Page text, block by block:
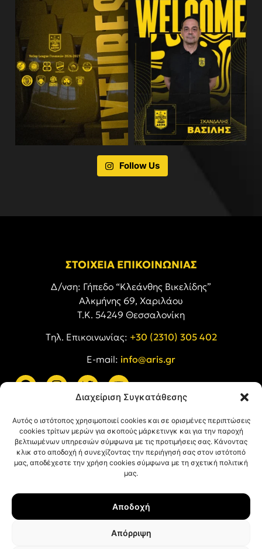
Διαχείριση Συγκατάθεσης
Αυτός ο ιστότοπος χρησιμοποιεί cookies και σε ορισμένες περιπτώσεις
cookies τρίτων μερών για σκοπούς μάρκετινγκ και για την παροχή
βελτιωμένων υπηρεσιών σύμφωνα με τις προτιμήσεις σας. Κάνοντας
κλικ στο αποδοχή ή συνεχίζοντας την περιήγησή σας στον ιστότοπό
μας, αποδέχεστε την χρήση cookies σύμφωνα με τη σχετική πολιτική
μας.
Αποδοχή
Απόρριψη
Follow Us
ΣΤΟΙΧΕΙΑ ΕΠΙΚΟΙΝΩΝΙΑΣ
Δ/νση: Γήπεδο “Κλεάνθης Βικελίδης”
Αλκμήνης 69, Χαριλάου
Τ.Κ. 54249 Θεσσαλονίκη
Tηλ. Επικοινωνίας: +30 (2310) 305 402
E-mail: info@aris.gr
Όροι Χρήσης
Πολιτική Cookies